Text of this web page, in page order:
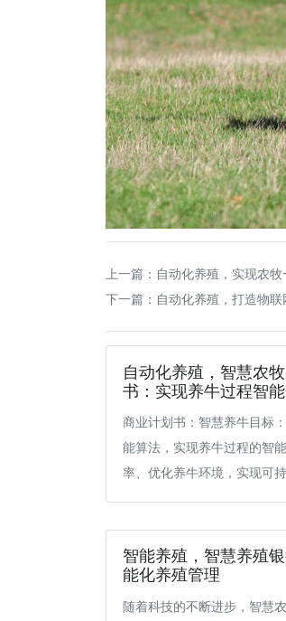
上一篇： 自动化养殖，实现农
下一篇： 自动化养殖，打造物
自动化养殖，智慧农
书：实现养牛过程智
商业计划书：智慧养牛目标
能算法，实现养牛过程的智
率、优化养牛环境，实现可持
智能养殖，智慧养殖
能化养殖管理
随着科技的不断进步，智慧